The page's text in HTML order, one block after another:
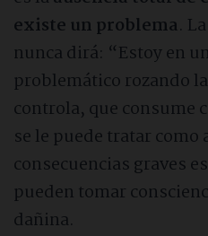
existe un problema.
nunca dirá: “Estoy en
problemático rozando
controla, que consume
se le puede tratar
consecuencias graves
pueden tomar
dañina.